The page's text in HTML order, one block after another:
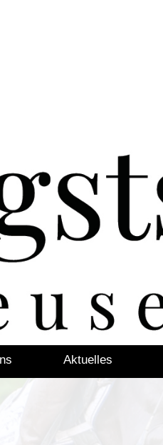
Aktuelles